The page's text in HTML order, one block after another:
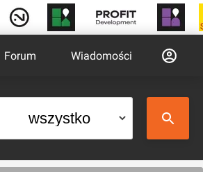
Forum Wiadomości